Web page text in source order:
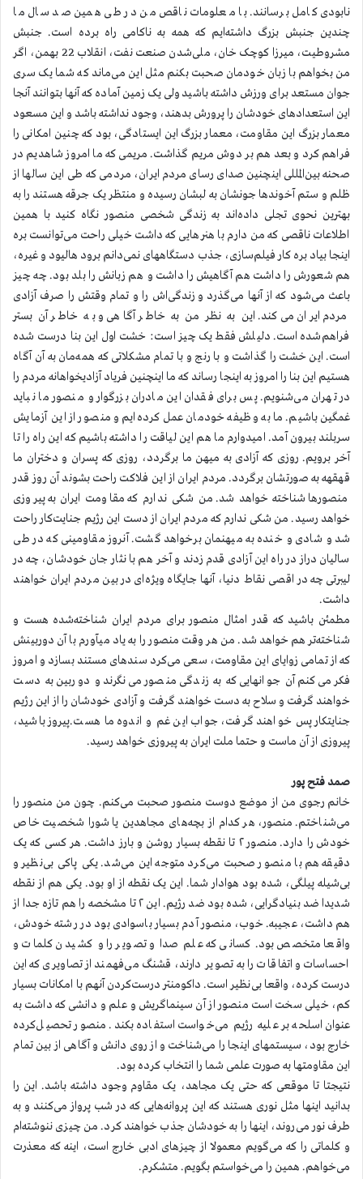
نابودی کامل برسانند. با معلومات ناقص من در طی همین صد سال ما
چندین جنبش بزرگ داشته‌ایم که همه به ناکامی راه برده است. جنبش
مشروطیت، میرزا کوچک خان، ملی‌شدن صنعت نفت، انقلاب 22 بهمن، اگر
من بخواهم با زبان خودمان صحبت بکنم مثل این می‌ماند که شما یک سری
جوان مستعد برای ورزش داشته باشید ولی یک زمین آماده که آنها بتوانند آنجا
این استعدادهای خودشان را پرورش بدهند، وجود نداشته باشد و این مسعود
معمار بزرگ این مقاومت، معمار بزرگ این ایستادگی، بود که چنین امکانی را
فراهم کرد و بعد هم بر دوش مریم گذاشت. مریمی که ما امروز شاهدیم در
صحنه بین‌المللی اینچنین صدای رسای مردم ایران، مردمی که طی این سالها از
ظلم و ستم آخوندها جونشان به لبشان رسیده و منتظر یک جرقه هستند را به
بهترین نحوی تجلی داده‌اند به زندگی شخصی منصور نگاه کنید با همین
اطلاعات ناقصی که من دارم با هنرهایی که داشت خیلی راحت می‌توانست بره
اینجا بیاد بره کار فیلم‌سازی، جذب دستگاههای نمی‌دانم برود هالیود و غیره،
هم شعورش را داشت هم آگاهیش را داشت و هم زبانش را بلد بود. چه چیز
باعث می‌شود که از آنها می‌گذرد و زندگی‌اش را و تمام وقتش را صرف آزادی
مردم ایران می‌کند. این به نظر من به خاطر آگاهی و به خاطر آن بستر
فراهم‌شده است. دلیلش فقط یک چیز است: خشت اول این بنا درست شده
است. این خشت را گذاشت و با رنج و با تمام مشکلاتی که همه‌مان به آن آگاه
هستیم این بنا را امروز به اینجا رساند که ما اینچنین فریاد آزادیخواهانه مردم را
در تهران می‌شنویم. پس برای فقدان این مادران بزرگوار و منصور ما نباید
غمگین باشیم. ما به وظیفه خودمان عمل کرده‌ایم و منصور از این آزمایش
سربلند بیرون آمد. امیدوارم ما هم این لیاقت را داشته باشیم که این راه را تا
آخر برویم. روزی که آزادی به میهن ما برگردد، روزی که پسران و دختران ما
قهقهه به صورتشان برگردد. مردم ایران از این فلاکت راحت بشوند آن روز قدر
منصورها شناخته خواهد شد. من شکی ندارم که مقاومت ایران به پیروزی
خواهد رسید. من شکی ندارم که مردم ایران از دست این رژیم جنایت‌کار راحت
شد و شادی و خنده به میهنمان برخواهد گشت. آنروز مقاومینی که در طی
سالیان دراز در راه این آزادی قدم زدند و آخر هم با نثار جان خودشان، چه در
لیبرتی چه در اقصی نقاط دنیا، آنها جایگاه ویژه‌ای در بین مردم ایران خواهند
داشت.
مطمئن باشید که قدر امثال منصور برای مردم ایران شناخته‌شده هست و
شناخته‌تر هم خواهد شد. من هر وقت منصور را به یاد میآورم با آن دوربینش
که از تمامی زوایای این مقاومت، سعی می‌کرد سندهای مستند بسازد و امروز
فکر می‌کنم آن جوانهایی که به زندگی منصور می‌نگرند و دوربین به دست
خواهند گرفت و سلاح به دست خواهند گرفت و آزادی خودشان را از این رژیم
جنایتکار پس خواهند گرفت، جواب این غم و اندوه ما هست.پیروز باشید،
پیروزی از آن ماست و حتما ملت ایران به پیروزی خواهد رسید.
صمد فتح پور
خانم رجوی من از موضع دوست منصور صحبت می‌کنم. چون من منصور را
می‌شناختم. منصور، هر کدام از بچه‌های مجاهدین یا شورا شخصیت خاص
خودش را دارد. منصور ۲ تا نقطه بسیار روشن و بارز داشت. هر کسی که یک
دقیقه هم با منصور صحبت می‌کرد متوجه این می‌شد. یکی پاکی بی‌نظیر و
بی‌شیله پیلگی، شده بود هوادار شما. این یک نقطه از او بود. یکی هم از نقطه
شدیدا ضد بنیادگرایی، شده بود ضد رژیم. این ۲ تا مشخصه را هم تازه جدا از
هم داشت، عجیبه. خوب، منصور آدم بسیار باسوادی بود در رشته خودش،
واقعا متخصص بود. کسانی که علم صدا و تصویر را و کشیدن کلمات و
احساسات و اتفاقات را به تصویر دارند، قشنگ می‌فهمند از تصاویری که این
درست کرده، واقعا بی‌نظیر است. داکومنتر درست‌کردن آنهم با امکانات بسیار
کم، خیلی سخت است منصور از آن سینماگریش و علم و دانشی که داشت به
عنوان اسلحه بر علیه رژیم می‌خواست استفاده بکند. منصور تحصیل‌کرده
خارج بود، سیستمهای اینجا را می‌شناخت و از روی دانش و آگاهی از بین تمام
این مقاومتها به صورت علمی شما را انتخاب کرده بود.
نتیجتا تا موقعی که حتی یک مجاهد، یک مقاوم وجود داشته باشد. این را
بدانید اینها مثل نوری هستند که این پروانه‌هایی که در شب پرواز می‌کنند و به
طرف نور می‌روند، اینها را به خودشان جذب خواهند کرد. من چیزی ننوشته‌ام
و کلماتی را که می‌گویم معمولا از چیزهای ادبی خارج است، اینه که معذرت
می‌خواهم. همین را می‌خواستم بگویم. متشکرم.